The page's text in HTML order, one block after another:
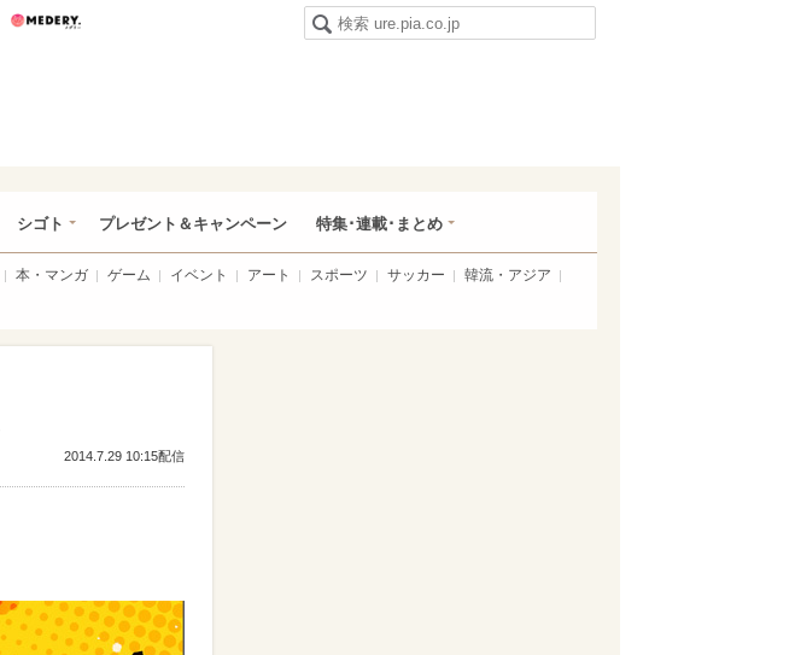
うまい肉
シゴト プレゼント＆キャンペーン 特集･連載･まとめ
本・マンガ ゲーム イベント アート スポーツ サッカー
韓流・アジア
2014.7.29 10:15配信